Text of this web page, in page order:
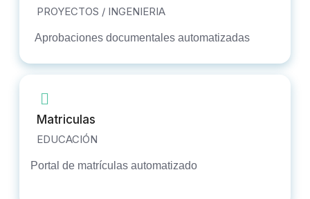
PROYECTOS / INGENIERIA
Aprobaciones documentales automatizadas
Matriculas
EDUCACIÓN
Portal de matrículas automatizado